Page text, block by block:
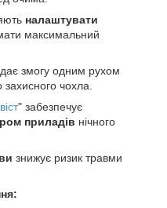
налаштувати
максимальний
дає змогу одним рухом
чохла.
" забезпечує
приладів нічного
знижує ризик травми